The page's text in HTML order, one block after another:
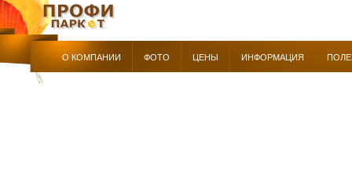
О КОМПАНИИ ФОТО ЦЕНЫ ИНФОРМАЦИЯ